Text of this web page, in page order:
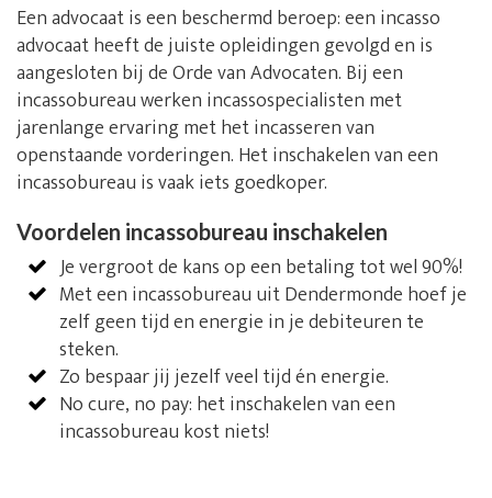
Een advocaat is een beschermd beroep: een incasso
advocaat heeft de juiste opleidingen gevolgd en is
aangesloten bij de Orde van Advocaten. Bij een
incassobureau werken incassospecialisten met
jarenlange ervaring met het incasseren van
openstaande vorderingen. Het inschakelen van een
incassobureau is vaak iets goedkoper.
Voordelen incassobureau inschakelen
Je vergroot de kans op een betaling tot wel 90%!
Met een incassobureau uit Dendermonde hoef je
zelf geen tijd en energie in je debiteuren te
steken.
Zo bespaar jij jezelf veel tijd én energie.
No cure, no pay: het inschakelen van een
incassobureau kost niets!